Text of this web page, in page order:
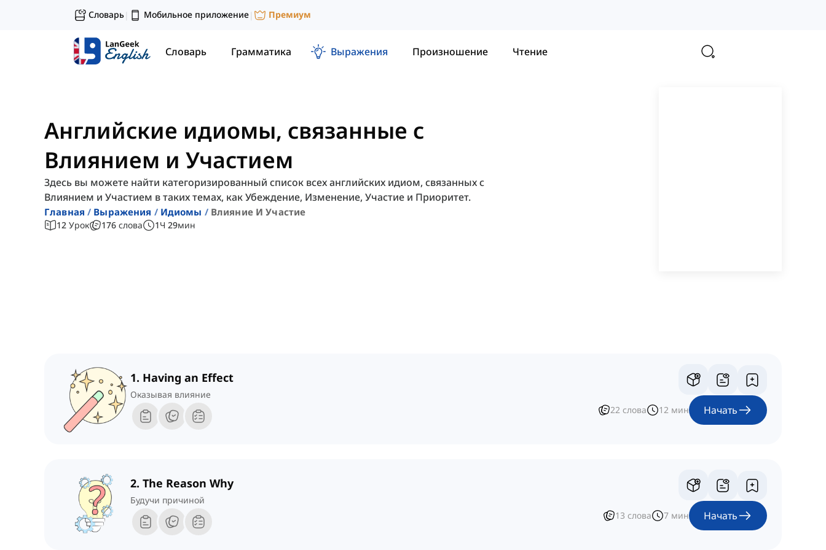
Словарь| Мобильное приложение| Премиум
Словарь Грамматика Выражения Произношение Чтение
Английские идиомы, связанные с
Влиянием и Участием
Здесь вы можете найти категоризированный список всех английских идиом, связанных с
Влиянием и Участием в таких темах, как Убеждение, Изменение, Участие и Приоритет.
Главная Выражения Идиомы Влияние И Участие
12 Урок 176 слова 1Ч 29мин
1. Having an Effect
Оказывая влияние
22 слова 12 мин Начать
2. The Reason Why
Будучи причиной
13 слова 7 мин Начать